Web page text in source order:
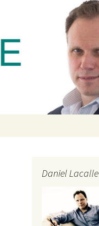
Daniel Lacalle